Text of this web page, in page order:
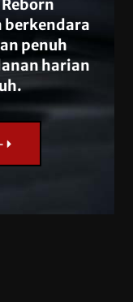
berkendara
penuh
harian